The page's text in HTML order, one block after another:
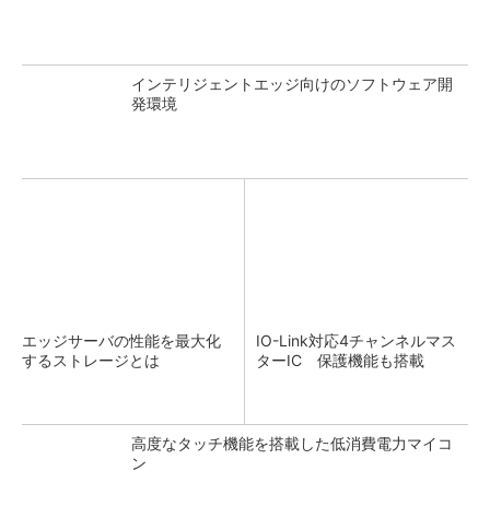
インテリジェントエッジ向けのソフトウェア開
発環境
エッジサーバの性能を最大化
するストレージとは
IO-Link対応4チャンネルマス
ターIC 保護機能も搭載
高度なタッチ機能を搭載した低消費電力マイコ
ン